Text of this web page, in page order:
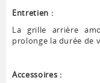
Entretien :
La grille arrière
prolonge la durée de
Accessoires :